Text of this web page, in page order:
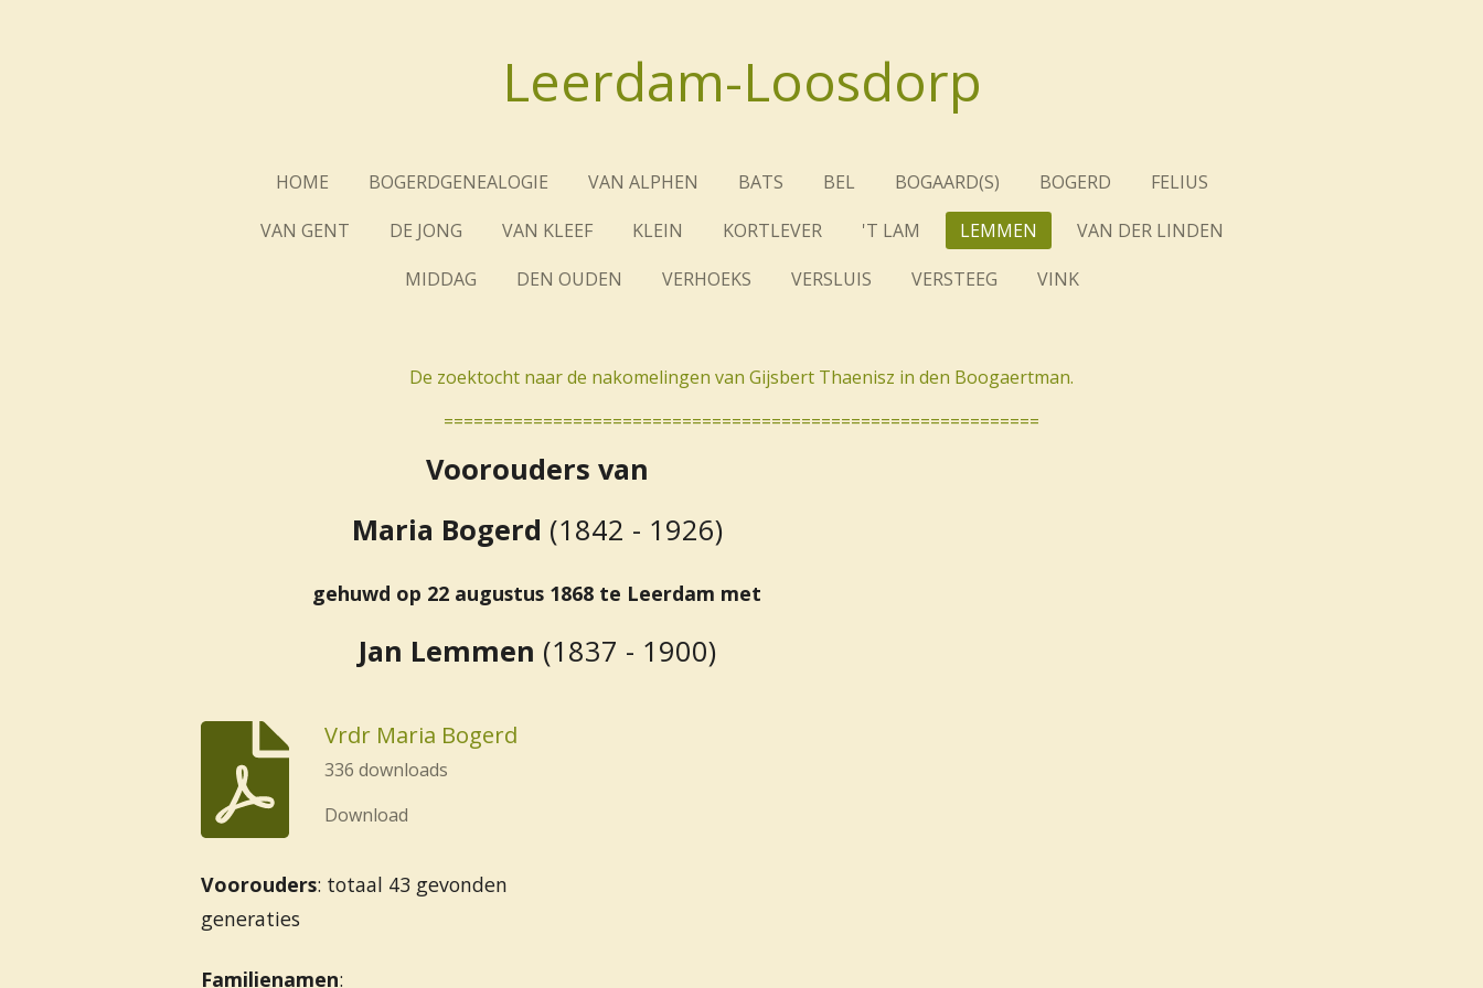
Leerdam-Loosdorp
HOME BOGERDGENEALOGIE VAN ALPHEN BATS BEL BOGAARD(S) BOGERD
FELIUS
VAN GENT
DE JONG VAN KLEEF KLEIN KORTLEVER 'T LAM LEMMEN
VAN DER LINDEN
MIDDAG
DEN OUDEN VERHOEKS VERSLUIS VERSTEEG VINK
De zoektocht naar de nakomelingen van Gijsbert Thaenisz in den Boogaertman.
============================================================
Voorouders van
Maria Bogerd (1842 - 1926)
gehuwd op 22 augustus 1868 te Leerdam met
Jan Lemmen (1837 - 1900)
Vrdr Maria Bogerd
336 downloads
Download
Voorouders: totaal 43 gevonden
generaties
Familienamen: